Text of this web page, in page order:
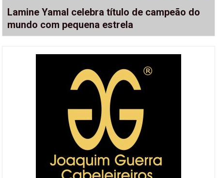
Lamine Yamal celebra título de campeão do
mundo com pequena estrela